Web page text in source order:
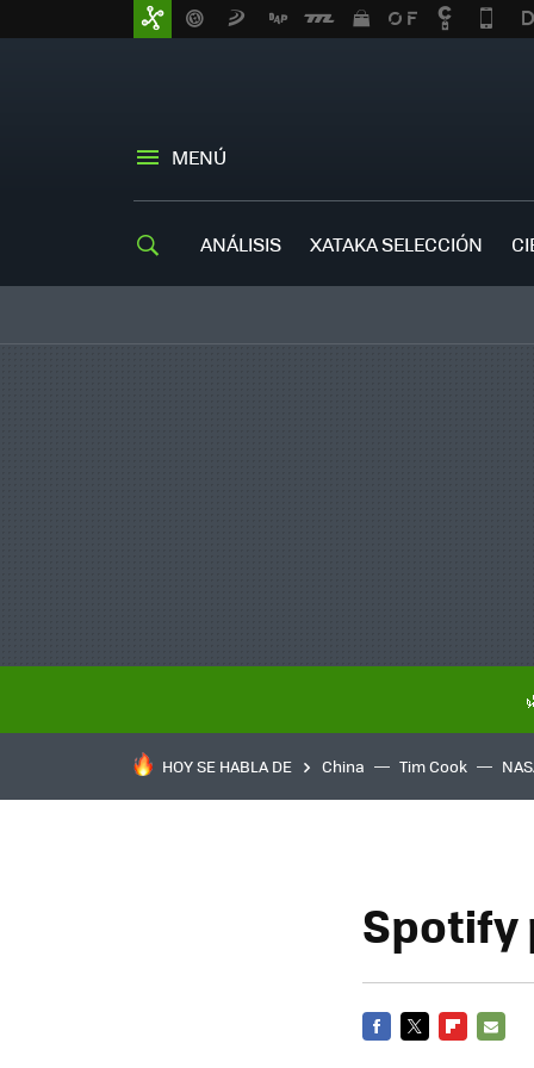
MENÚ
ANÁLISIS XATAKA SELECCIÓN
HOY SE HABLA DE China Tim Cook
Spotify